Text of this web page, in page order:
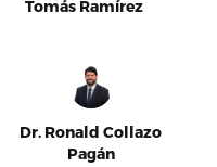
Tomás Ramírez
Dr. Ronald Collazo
Pagán